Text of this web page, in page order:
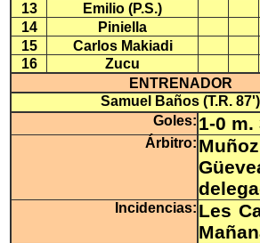
13
Emilio (P.S.)
14
Piniella
15
Carlos Makiadi
16
Zucu
ENTRENADOR
Samuel Baños (T.R. 87')
Goles: 1-0
Árbitro:
Incidencias: Les